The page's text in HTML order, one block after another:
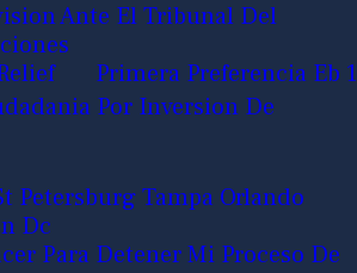
Ante El Tribunal Del
Primera Preferencia Eb 1
Por Inversion De
Petersburg Tampa Orlando
Dc
Para Detener Mi Proceso De